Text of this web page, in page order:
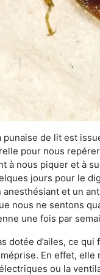
de lit est
pour nous
à nous piquer et à
jours pour le
et un
nous ne sentons
une fois par
dotée d’ailes, ce
En effet, elle
ou la